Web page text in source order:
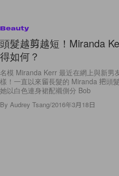
Beauty
頭髮越剪越短！Miranda
得如何？
名模 Miranda Kerr 最近在網上與新男
樣！一直以來留長髮的 Miranda 把頭
她以白色連身裙配襯側分 Bob
By Audrey Tsang/2016年3月18日